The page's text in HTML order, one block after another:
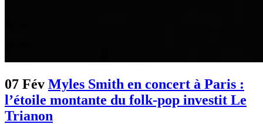
07 Fév Myles Smith en concert à Paris :
l’étoile montante du folk-pop investit Le
Trianon